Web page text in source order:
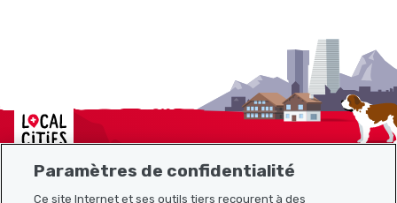
Localcities
Paramètres de confidentialité
Ce site Internet et ses outils tiers recourent à des